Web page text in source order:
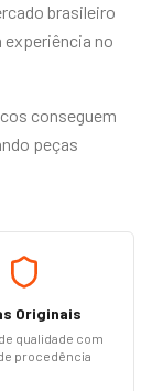
brasileiro
no
conseguem
peças
Originais
qualidade com
procedência